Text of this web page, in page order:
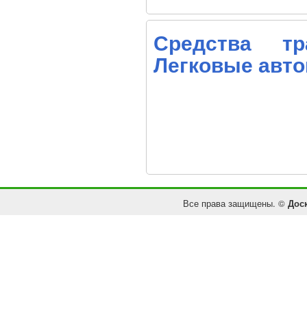
Средства
Легковые
Все права защищены. ©